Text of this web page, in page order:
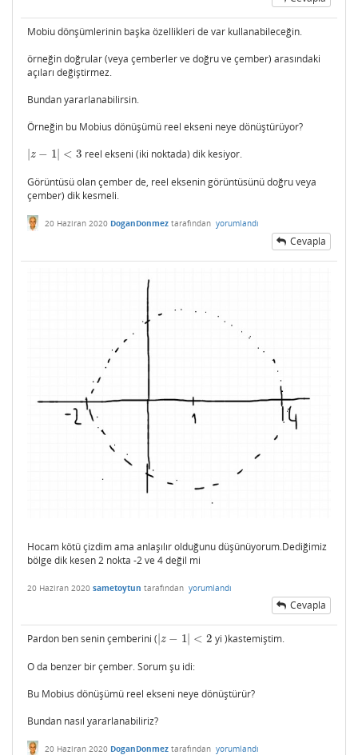
Mobiu dönşümlerinin başka özellikleri de var kullanabileceğin.
örneğin doğrular (veya çemberler ve doğru ve çember) arasındaki
açıları değiştirmez.
Bundan yararlanabilirsin.
Örneğin bu Mobius dönüşümü reel ekseni neye dönüştürüyor?
z − 1| < 3
|z −1 |< 3 reel ekseni (iki noktada) dik kesiyor.
Görüntüsü olan çember de, reel eksenin görüntüsünü doğru veya
çember) dik kesmeli.
20 Haziran 2020 DoganDonmez tarafından yorumlandı
Cevapla
Hocam kötü çizdim ama anlaşılır olduğunu düşünüyorum.Dediğimiz
bölge dik kesen 2 nokta -2 ve 4 değil mi
20 Haziran 2020 sametoytun tarafından yorumlandı
Cevapla
Pardon ben senin çemberini ( z − 1| < 2
|z −1 |< 2 yi )kastemiştim.
O da benzer bir çember. Sorum şu idi:
Bu Mobius dönüşümü reel ekseni neye dönüştürür?
Bundan nasıl yararlanabiliriz?
20 Haziran 2020 DoganDonmez tarafından yorumlandı